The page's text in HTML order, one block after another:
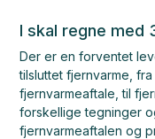
I skal regne med
Der er en forventet
tilsluttet fjernvarme,
fjernvarmeaftale, til
forskellige tegninger
fjernvarmeaftalen og